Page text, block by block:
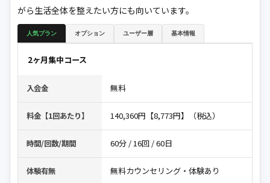
がら生活全体を整えたい方にも向いています。
人気プラン オプション ユーザー層 基本情報
2ヶ月集中コース
入会金 無料
料金【1回あたり】 140,360円【8,773円】（税込）
時間/回数/期間 60分 / 16回 / 60日
体験有無 無料カウンセリング・体験あり